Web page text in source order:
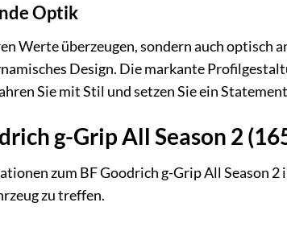
Optik
Werte überzeugen, sondern auch optisch
Design. Die markante
Sie mit Stil und setzen Sie ein
g-Grip All Season 2
zum BF Goodrich g-Grip All Season
zu treffen.